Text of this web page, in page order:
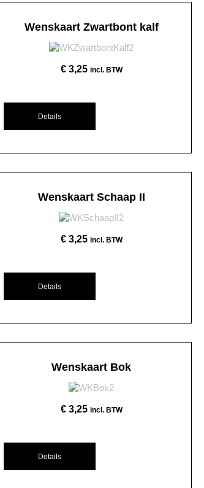
Wenskaart Zwartbont kalf
€3,25 incl. BTW
Details
Wenskaart Schaap II
€3,25 incl. BTW
Details
Wenskaart Bok
€3,25 incl. BTW
Details